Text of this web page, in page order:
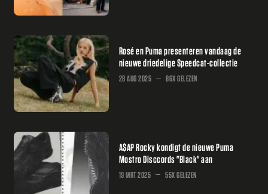
Rosé en Puma presenteren vandaag de
nieuwe driedelige Speedcat-collectie
28 AUG 2025 86X GELEZEN
A$AP Rocky kondigt de nieuwe Puma
Mostro Disccords "Black" aan
19 MRT 2025 55X GELEZEN